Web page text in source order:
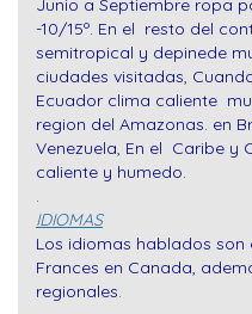
Junio a Septiembre ropa
-10/15º. En el resto del
semitropical y depinede
ciudades visitadas,
Ecuador clima caliente
region del Amazonas. en
Venezuela, En el Caribe y
caliente y humedo.
.
IDIOMAS
Los idiomas hablados son
Frances en Canada,
regionales.